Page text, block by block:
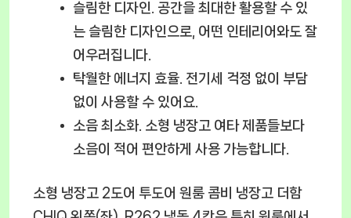
슬림한 디자인.
공간을 최대한 활용할 수 있
는 슬림한 디자인으로, 어떤 인테리어와도 잘
어우러집니다.
탁월한 에너지 효율. 전기세 걱정 없이 부담
없이 사용할 수 있어요.
소음 최소화. 소형 냉장고 여타 제품들보다
소음이 적어 편안하게 사용 가능합니다.
소형 냉장고 2도어 투도어 원룸 콤비 냉장고 더함